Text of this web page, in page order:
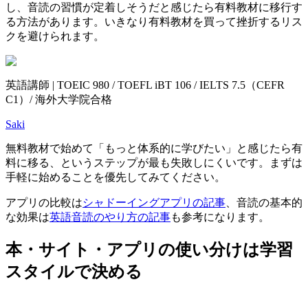
し、音読の習慣が定着しそうだと感じたら有料教材に移行す
る方法があります。いきなり有料教材を買って挫折するリス
クを避けられます。
英語講師 | TOEIC 980 / TOEFL iBT 106 / IELTS 7.5（CEFR
C1）/ 海外大学院合格
Saki
無料教材で始めて「もっと体系的に学びたい」と感じたら有
料に移る、というステップが最も失敗しにくいです。まずは
手軽に始めることを優先してみてください。
アプリの比較はシャドーイングアプリの記事 、音読の基本的
な効果は英語音読のやり方の記事も参考になります。
本・サイト・アプリの使い分けは学習
スタイルで決める